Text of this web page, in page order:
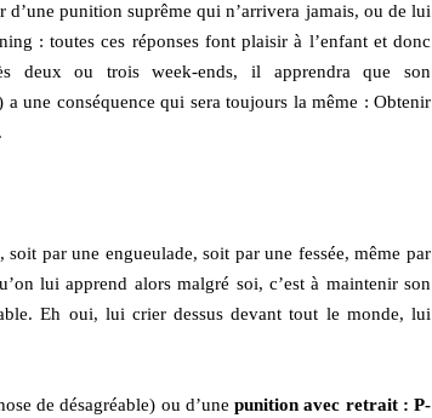
punition suprême qui n’arrivera jamais, ou de lui
: toutes ces réponses font plaisir à l’enfant et donc
deux ou trois week-ends, il apprendra que son
une conséquence qui sera toujours la même : Obtenir
par une engueulade, soit par une fessée, même par
lui apprend alors malgré soi, c’est à maintenir son
Eh oui, lui crier dessus devant tout le monde, lui
de désagréable) ou d’unepunition avec retrait : P-